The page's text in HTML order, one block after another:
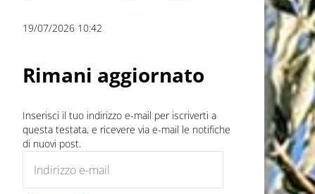
19/07/2026 10:42
Rimani aggiornato
Inserisci il tuo indirizzo e-mail per iscriverti a
questa testata, e ricevere via e-mail le notifiche
di nuovi post.